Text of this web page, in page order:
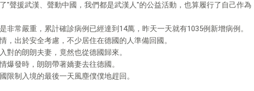
"聲援武漢、聲動中國，我們都是武漢人"的公益活動，也算履行了自己作為
非常嚴重，累計確診病例已經達到14萬，昨天一天就有1035例新增病例。
，出於安全考慮，不少居住在德國的人準備回國。
對的朗朗夫妻，竟然也從德國歸來。
爆發時，朗朗帶著嬌妻去往德國。
限制入境的最後一天風塵僕僕地趕回。